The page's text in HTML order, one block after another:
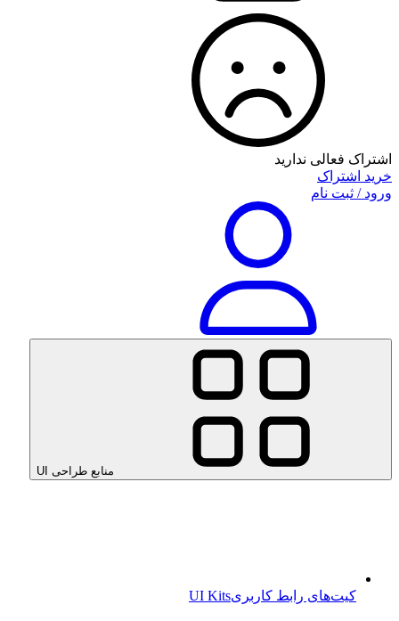
اشتراک فعالی ندارید
خرید اشتراک
ورود / ثبت نام
کیت‌های رابط کاربریUI Kits